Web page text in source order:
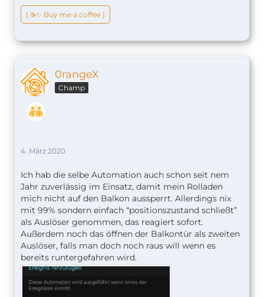
[ ☕️✨ Buy me a coffee ]
0rangeX
Champ
4. März 2020
Ich hab die selbe Automation auch schon seit nem
Jahr zuverlässig im Einsatz, damit mein Rolladen
mich nicht auf den Balkon aussperrt. Allerdings nix
mit 99% sondern einfach “positionszustand schließt”
als Auslöser genommen, das reagiert sofort.
Außerdem noch das öffnen der Balkontür als zweiten
Auslöser, falls man doch noch raus will wenn es
bereits runtergefahren wird.